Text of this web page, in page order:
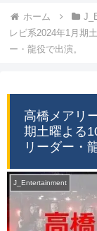
ホーム
レビ系2024年1月期
ー・龍役で出演。
高橋メアリ
期土曜よる
リーダー・
J_Entertainment